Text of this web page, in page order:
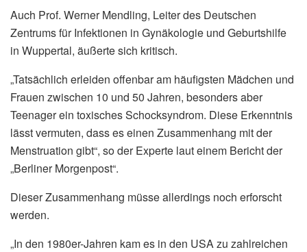
Auch Prof. Werner Mendling, Leiter des Deutschen
Zentrums für Infektionen in Gynäkologie und Geburtshilfe
in Wuppertal, äußerte sich kritisch.
„Tatsächlich erleiden offenbar am häufigsten Mädchen und
Frauen zwischen 10 und 50 Jahren, besonders aber
Teenager ein toxisches Schocksyndrom. Diese Erkenntnis
lässt vermuten, dass es einen Zusammenhang mit der
Menstruation gibt“, so der Experte laut einem Bericht der
„Berliner Morgenpost“.
Dieser Zusammenhang müsse allerdings noch erforscht
werden.
„In den 1980er-Jahren kam es in den USA zu zahlreichen